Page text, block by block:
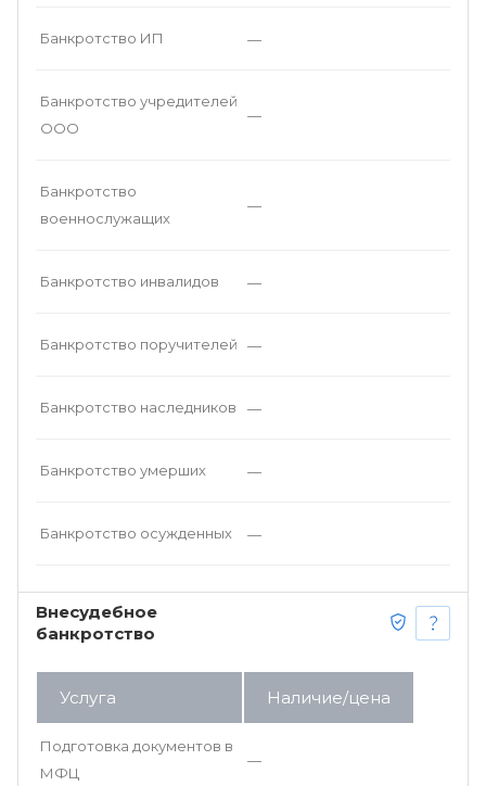
Банкротство ИП —
Банкротство учредителей
ООО
—
Банкротство
военнослужащих
—
Банкротство инвалидов —
Банкротство поручителей —
Банкротство наследников —
Банкротство умерших —
Банкротство осужденных —
Внесудебное
банкротство
Услуга Наличие/цена
Подготовка документов в
МФЦ
—